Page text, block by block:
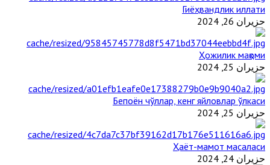
Гиёҳвандлик иллати
حزيران 26, 2024
Ҳожилик мақоми
حزيران 25, 2024
Бепоён чўллар, кенг яйловлар ўлкаси
حزيران 25, 2024
Ҳаёт-мамот масаласи
حزيران 24, 2024